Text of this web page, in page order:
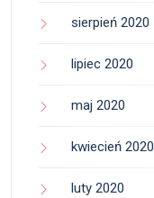
sierpień 2020
lipiec 2020
maj 2020
kwiecień 2020
luty 2020